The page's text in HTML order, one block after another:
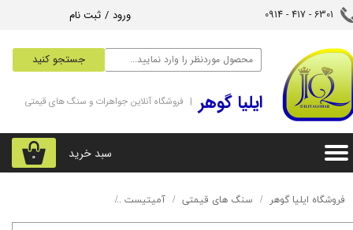
جستجو کنید
ورود / ثبت نام
تغییر گذر واژه
سفارشات
خروج از حساب کاربری
6301 - 417 - 0914​​​​​​​
۰ سبد خرید
‌ایلیا گوهر | فروشگاه آنلاین جواهرات و سنگ های قیمتی
فروشگاه ایلیا گوهر سنگ های قیمتی آمیتیست